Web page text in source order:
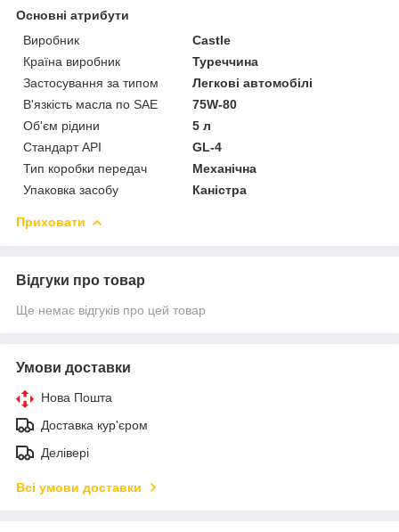
Основні атрибути
Виробник
Castle
Країна виробник
Туреччина
Застосування за типом
Легкові автомобілі
В'язкість масла по SAE
75W-80
Об'єм рідини
5 л
Стандарт API
GL-4
Тип коробки передач
Механічна
Упаковка засобу
Каністра
Приховати
Відгуки про товар
Ще немає відгуків про цей товар
Умови доставки
Нова Пошта
Доставка кур'єром
Делівері
Всі умови доставки